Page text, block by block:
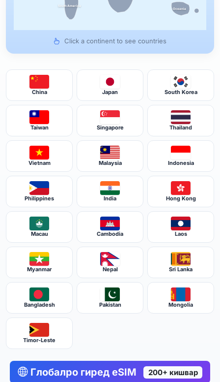
South America
Oceania
Click a continent to see countries
China Japan South Korea
Taiwan Singapore Thailand
Vietnam Malaysia Indonesia
Philippines India Hong Kong
Macau Cambodia Laos
Myanmar Nepal Sri Lanka
Bangladesh Pakistan Mongolia
Timor-Leste
Глобалро гиред eSIM 200+ кишвар